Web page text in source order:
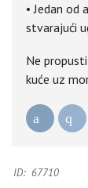
• Jedan od
stvarajući
Ne
kuće uz
ID: 67710